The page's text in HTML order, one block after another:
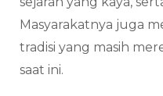
Masyarakatnya juga
tradisi yang masih
saat ini.